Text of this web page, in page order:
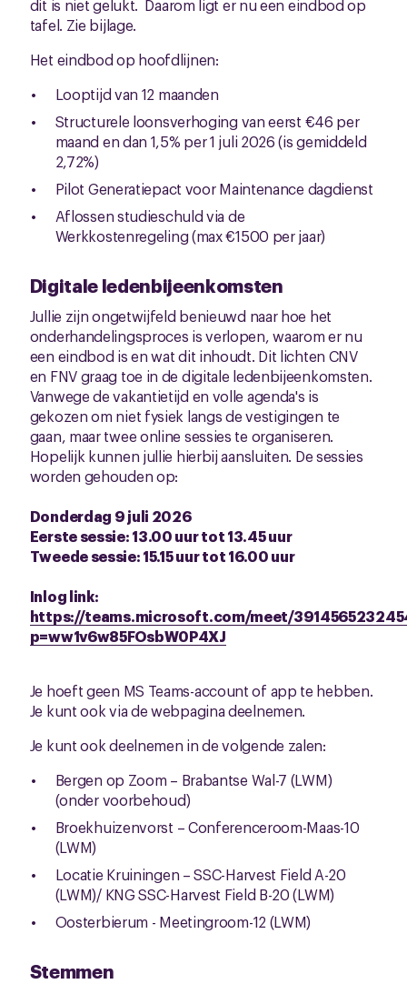
dit is niet gelukt. Daarom ligt er nu een eindbod op
tafel. Zie bijlage.
Het eindbod op hoofdlijnen:
Looptijd van 12 maanden
Structurele loonsverhoging van eerst €46 per
maand en dan 1,5% per 1 juli 2026 (is gemiddeld
2,72%)
Pilot Generatiepact voor Maintenance dagdienst
Aflossen studieschuld via de
Werkkostenregeling (max €1500 per jaar)
Digitale ledenbijeenkomsten
Jullie zijn ongetwijfeld benieuwd naar hoe het
onderhandelingsproces is verlopen, waarom er nu
een eindbod is en wat dit inhoudt. Dit lichten CNV
en FNV graag toe in de digitale ledenbijeenkomsten.
Vanwege de vakantietijd en volle agenda's is
gekozen om niet fysiek langs de vestigingen te
gaan, maar twee online sessies te organiseren.
Hopelijk kunnen jullie hierbij aansluiten. De sessies
worden gehouden op:
Donderdag 9 juli 2026
Eerste sessie: 13.00 uur tot 13.45 uur
Tweede sessie: 15.15 uur tot 16.00 uur
Inlog link:
https://teams.microsoft.com/meet/
p=ww1v6w85FOsbW0P4XJ
Je hoeft geen MS Teams-account of app te hebben.
Je kunt ook via de webpagina deelnemen.
Je kunt ook deelnemen in de volgende zalen:
Bergen op Zoom – Brabantse Wal-7 (LWM)
(onder voorbehoud)
Broekhuizenvorst – Conferenceroom-Maas-10
(LWM)
Locatie Kruiningen – SSC-Harvest Field A-20
(LWM)/ KNG SSC-Harvest Field B-20 (LWM)
Oosterbierum - Meetingroom-12 (LWM)
Stemmen